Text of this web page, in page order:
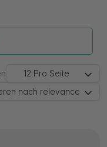
12 Pro Seite
nach relevance